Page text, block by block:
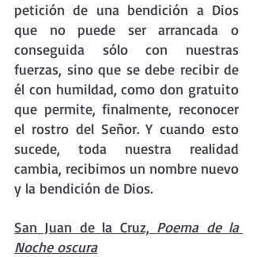
petición de una bendición a Dios
que no puede ser arrancada o
conseguida sólo con nuestras
fuerzas, sino que se debe recibir de
él con humildad, como don gratuito
que permite, finalmente, reconocer
el rostro del Señor. Y cuando esto
sucede, toda nuestra realidad
cambia, recibimos un nombre nuevo
y la bendición de Dios.
San Juan de la Cruz, Poema de la
Noche oscura